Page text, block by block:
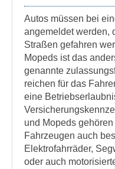
Autos müssen bei
angemeldet werden,
Straßen gefahren
Mopeds ist das
genannte
reichen für das
eine
und Mopeds
Fahrzeugen auch
Elektrofahrräder,
oder auch